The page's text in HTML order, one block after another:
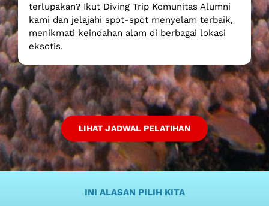
terlupakan? Ikut Diving Trip Komunitas Alumni
kami dan jelajahi spot-spot menyelam terbaik,
menikmati keindahan alam di berbagai lokasi
eksotis.
LIHAT JADWAL PELATIHAN
INI ALASAN PILIH KITA